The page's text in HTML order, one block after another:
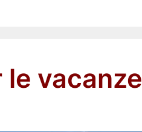
le vacanze